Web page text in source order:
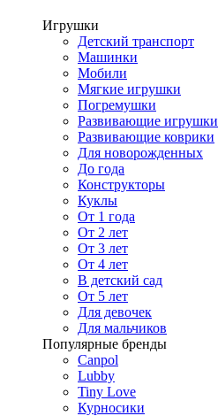
Игрушки
Детский транспорт
Машинки
Мобили
Мягкие игрушки
Погремушки
Развивающие игрушки
Развивающие коврики
Для новорожденных
До года
Конструкторы
Куклы
От 1 года
От 2 лет
От 3 лет
От 4 лет
В детский сад
От 5 лет
Для девочек
Для мальчиков
Популярные бренды
Canpol
Lubby
Tiny Love
Курносики